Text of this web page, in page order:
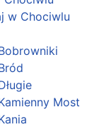
w Chociwlu
Most